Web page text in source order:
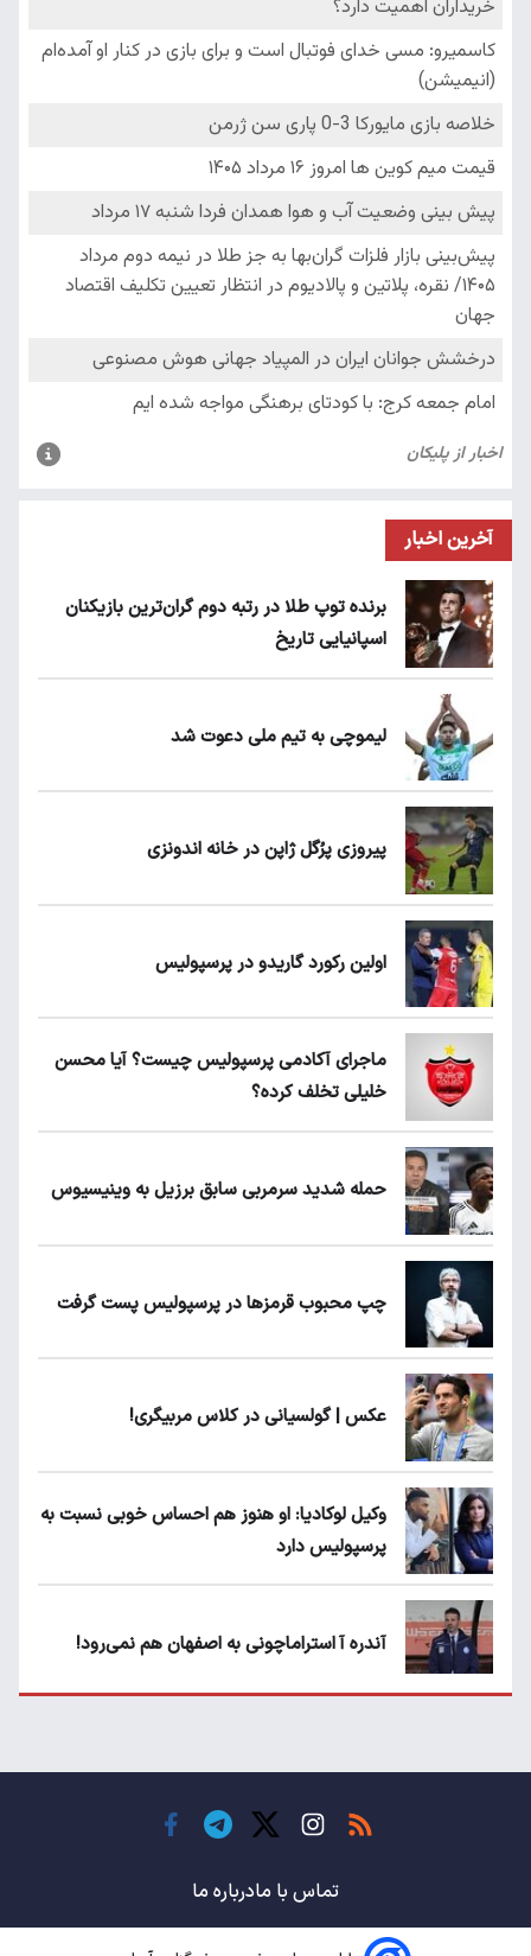
آخرین اخبار
برنده توپ طلا در رتبه دوم گران‌ترین بازیکنان
اسپانیایی تاریخ
لیموچی به تیم ملی دعوت شد
پیروزی پرُگل ژاپن در خانه اندونزی
اولین رکورد گاریدو در پرسپولیس
ماجرای آکادمی پرسپولیس چیست؟ آیا محسن
خلیلی تخلف کرده؟
حمله شدید سرمربی سابق برزیل به وینیسیوس
چپ محبوب قرمزها در پرسپولیس پست گرفت
عکس | گولسیانی در کلاس مربیگری!
وکیل لوکادیا: او هنوز هم احساس خوبی نسبت به
پرسپولیس دارد
آندره آ استراماچونی به اصفهان هم نمی‌رود!
حسن روی هوا!
باشگاه های جهان
تماس با مادرباره ما